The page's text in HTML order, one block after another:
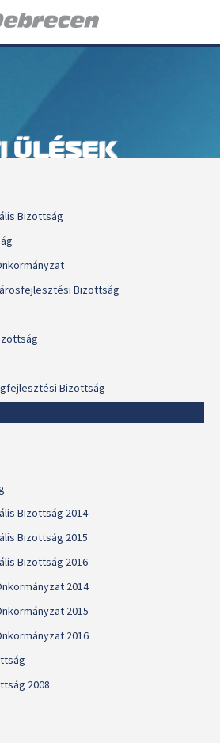
ÜLÉSEK
Bizottság
Bizottság
Bizottság
Bizottság 2014
Bizottság 2015
Bizottság 2016
2014
2015
2016
2008